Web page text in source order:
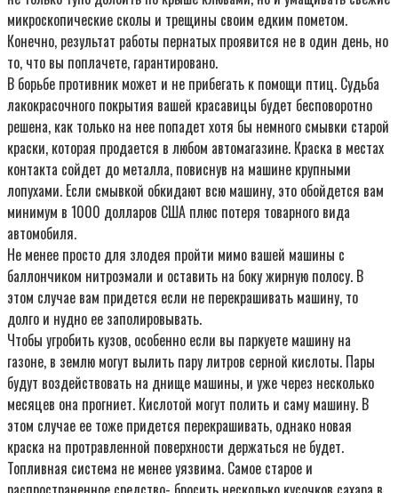
микроскопические сколы и трещины своим едким пометом.
Конечно, результат работы пернатых проявится не в один день, но
то, что вы поплачете, гарантировано.
В борьбе противник может и не прибегать к помощи птиц. Судьба
лакокрасочного покрытия вашей красавицы будет бесповоротно
решена, как только на нее попадет хотя бы немного смывки старой
краски, которая продается в любом автомагазине. Краска в местах
контакта сойдет до металла, повиснув на машине крупными
лопухами. Если смывкой обкидают всю машину, это обойдется вам
минимум в 1000 долларов США плюс потеря товарного вида
автомобиля.
Hе менее просто для злодея пройти мимо вашей машины с
баллончиком нитроэмали и оставить на боку жирную полосу. В
этом случае вам придется если не перекрашивать машину, то
долго и нудно ее заполировывать.
Чтобы угробить кузов, особенно если вы паркуете машину на
газоне, в землю могут вылить пару литров серной кислоты. Пары
будут воздействовать на днище машины, и уже через несколько
месяцев она прогниет. Кислотой могут полить и саму машину. В
этом случае ее тоже придется перекрашивать, однако новая
краска на протравленной поверхности держаться не будет.
Топливная система не менее уязвима. Самое старое и